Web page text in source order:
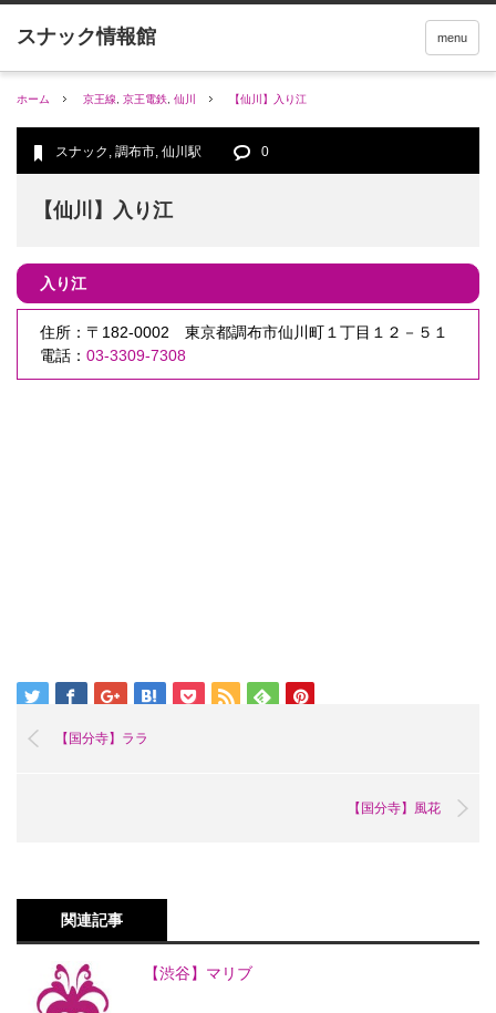
menu
ホーム 京王線 京王電鉄 仙川 【仙川】入り江
スナック , 調布市, 仙川駅 0
【仙川】入り江
入り江
住所：〒182-0002 東京都調布市仙川町１丁目１２－５１
電話： 03-3309-7308
【国分寺】ララ
【国分寺】風花
関連記事
【渋谷】マリブ